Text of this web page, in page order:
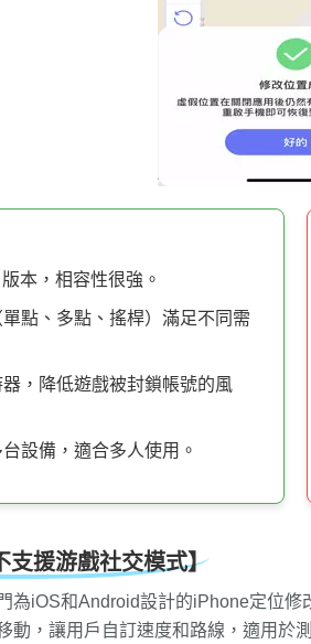
本，相容性很強。
點、多點、搖桿）滿足不同需
，降低遊戲被封鎖帳號的風
設備，適合多人使用。
支援游戲社交模式】
為iOS和Android設計的iPhone定位
動，讓用戶自訂速度和路線，適用於